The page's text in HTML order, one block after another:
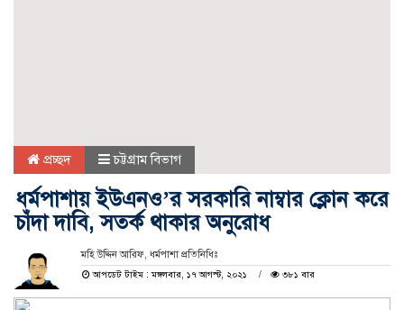
প্রচ্ছদ চট্টগ্রাম বিভাগ
ধর্মপাশায় ইউএনও’র সরকারি নাম্বার ক্লোন করে
চাঁদা দাবি, সতর্ক থাকার অনুরোধ
মহি উদ্দিন আরিফ, ধর্মপাশা প্রতিনিধিঃ
আপডেট টাইম : মঙ্গলবার, ১৭ আগস্ট, ২০২১
৩৮১ বার